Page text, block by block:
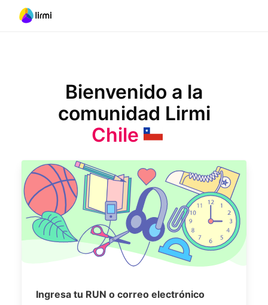
Bienvenido a la
comunidad Lirmi
Chile
Ingresa tu RUN o correo electrónico